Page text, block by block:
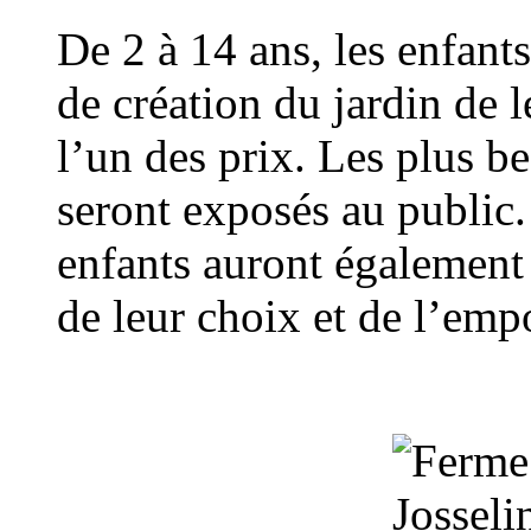
De 2 à 14 ans, les
de création du jardin de
l’un des prix. Les plus
seront exposés au
enfants auront
de leur choix et de